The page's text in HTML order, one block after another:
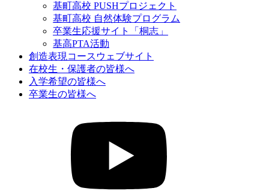
基町高校 PUSHプロジェクト
基町高校 自然体験プログラム
卒業生応援サイト「桐志」
基高PTA活動
創造表現コースウェブサイト
在校生・保護者の皆様へ
入学希望の皆様へ
卒業生の皆様へ